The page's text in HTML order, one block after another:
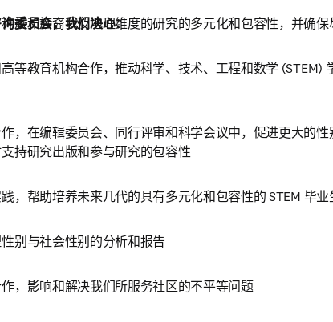
族和族裔以及地理维度的研究的多元化和包容性，并确
委员会，我们决心：
等教育机构合作，推动科学、技术、工程和数学 (STEM)
，在编辑委员会、同行评审和科学会议中，促进更大的
持研究出版和参与研究的包容性
，帮助培养未来几代的具有多元化和包容性的 STEM 毕业
别与社会性别的分析和报告
，影响和解决我们所服务社区的不平等问题